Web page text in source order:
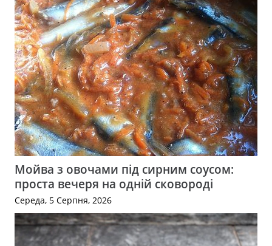
Мойва з овочами під сирним соусом:
проста вечеря на одній сковороді
Середа, 5 Серпня, 2026